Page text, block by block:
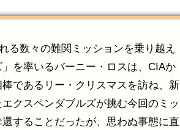
る数々の難関ミッションを乗り越え
を率いるバーニー・ロスは、CIAか
であるリー・クリスマスを訪ね、新
クスペンダブルズが挑む今回のミッ
することだったが、思わぬ事態に直